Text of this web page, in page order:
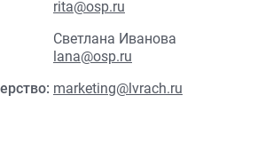
rita@osp.ru
Светлана Иванова
lana@osp.ru
marketing@lvrach.ru